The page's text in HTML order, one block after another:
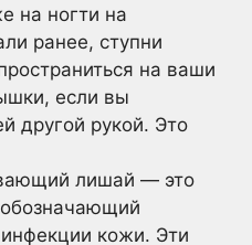
на ногти на
ранее, ступни
на ваши
если вы
другой рукой. Это
лишай — это
кожи. Эти